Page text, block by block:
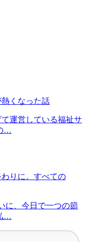
くなった話
運営している福祉サ
…
わりに。すべての
に、今日で一つの節
…